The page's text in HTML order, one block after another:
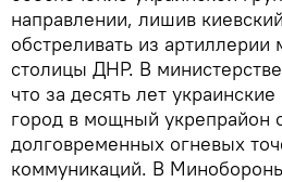
направлении, лишив
обстреливать из
столицы ДНР. В
что за десять лет
город в мощный укрепрайон
долговременных огневых
коммуникаций. В